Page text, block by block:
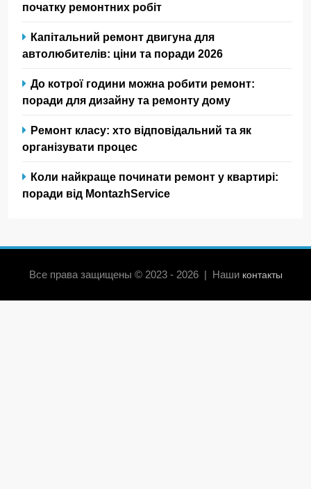
початку ремонтних робіт
Капітальний ремонт двигуна для
автолюбителів: ціни та поради 2026
До котрої години можна робити ремонт:
поради для дизайну та ремонту дому
Ремонт класу: хто відповідальний та як
організувати процес
Коли найкраще починати ремонт у квартирі:
поради від MontazhService
Все права защищены © 2023 - 2026 | Наши контакты